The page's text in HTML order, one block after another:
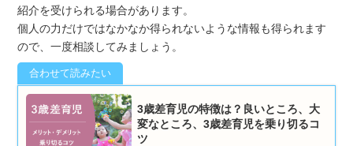
紹介を受けられる場合があります。
個人の力だけではなかなか得られないような情報も得られます
ので、一度相談してみましょう。
3歳差育児の特徴は？良いところ、大
変なところ、3歳差育児を乗り切るコ
ツ